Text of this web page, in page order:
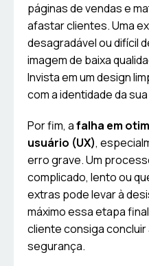
páginas de vendas e
afastar clientes. Uma
desagradável ou difícil
imagem de baixa
Invista em um design
com a identidade da
Por fim, afalha em
usuário (UX),
erro grave. Um
complicado, lento ou
extras pode levar à
máximo essa etapa
cliente consiga concluir
segurança.